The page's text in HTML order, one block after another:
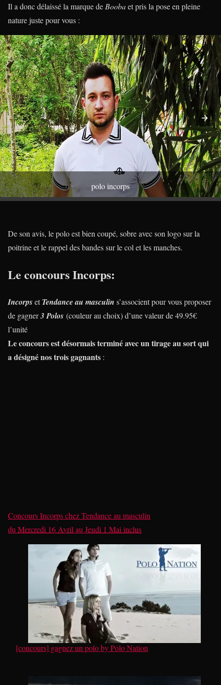
Il a donc délaissé la marque de Boobaet pris la pose en pleine
nature juste pour vous :
polo incorps
De son avis, le polo est bien coupé, sobre avec son logo sur la
poitrine et le rappel des bandes sur le col et les manches.
Le concours Incorps:
IncorpsetTendance au masculin s’associent pour vous proposer
de gagner3 Polos (couleur au choix) d’une valeur de 49.95€
l’unité
Le concours est désormais terminé avec un tirage au sort qui
a désigné nos trois gagnants :
Concours IncorpschezTendance au masculin
du Mercredi 16 Avril au Jeudi 1 Mai inclus
[concours] gagnez un polo by Polo Nation